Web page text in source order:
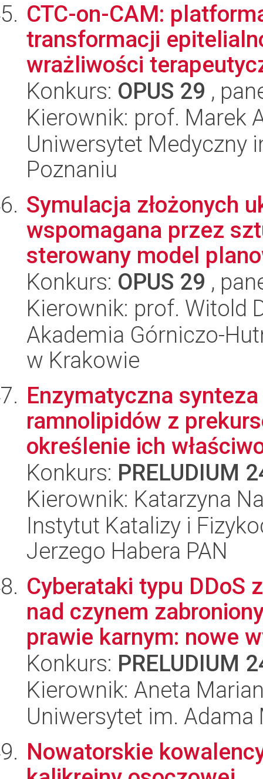
CTC-on-CAM:
transformacji
wrażliwości
Konkurs: OPUS 29 ,
Kierownik: prof. Marek
Uniwersytet Medyczny
Poznaniu
Symulacja złożonych
wspomagana przez
sterowany model
Konkurs: OPUS 29 ,
Kierownik: prof. Witold
Akademia Górniczo-
w Krakowie
Enzymatyczna
ramnolipidów z
określenie ich
Konkurs: PRELUDIUM
Kierownik: Katarzyna
Instytut Katalizy i
Jerzego Habera PAN
Cyberataki typu DDoS
nad czynem
prawie karnym: nowe
Konkurs: PRELUDIUM
Kierownik: Aneta
Uniwersytet im.
Nowatorskie